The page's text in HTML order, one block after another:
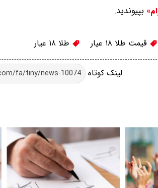
بپیوندید.
قیمت طلا ۱۸ عیار طلا ۱۸ عیار
لینک کوتاه